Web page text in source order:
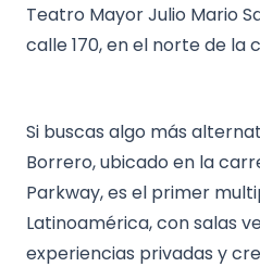
Teatro Mayor Julio Mario
calle 170, en el norte de la
Si buscas algo más
Borrero, ubicado en la
Parkway, es el primer
Latinoamérica, con salas
experiencias privadas y